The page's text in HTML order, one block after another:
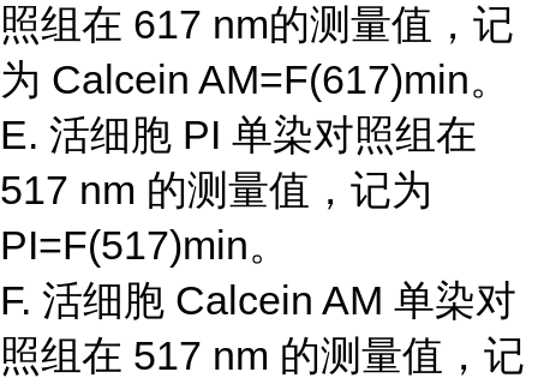
照组在 617 nm的测量值，记
为 Calcein AM=F(617)min。
E. 活细胞 PI 单染对照组在
517 nm 的测量值，记为
PI=F(517)min。
F. 活细胞 Calcein AM 单染对
照组在 517 nm 的测量值，记